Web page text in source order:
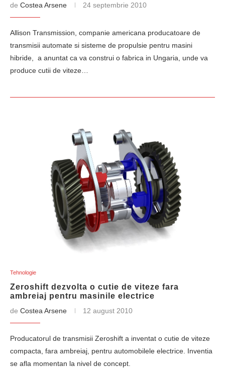
de Costea Arsene 24 septembrie 2010
Allison Transmission, companie americana producatoare de
transmisii automate si sisteme de propulsie pentru masini
hibride, a anuntat ca va construi o fabrica in Ungaria, unde va
produce cutii de viteze…
Tehnologie
Zeroshift dezvolta o cutie de viteze fara
ambreiaj pentru masinile electrice
de Costea Arsene 12 august 2010
Producatorul de transmisii Zeroshift a inventat o cutie de viteze
compacta, fara ambreiaj, pentru automobilele electrice. Inventia
se afla momentan la nivel de concept.